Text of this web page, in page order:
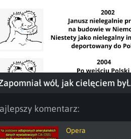
wół, jak cielęciem był.
komentarz:
Opera